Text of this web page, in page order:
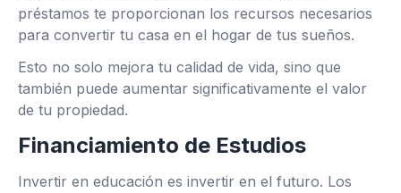
préstamos te proporcionan los recursos necesarios
para convertir tu casa en el hogar de tus sueños.
Esto no solo mejora tu calidad de vida, sino que
también puede aumentar significativamente el valor
de tu propiedad.
Financiamiento de Estudios
Invertir en educación es invertir en el futuro. Los